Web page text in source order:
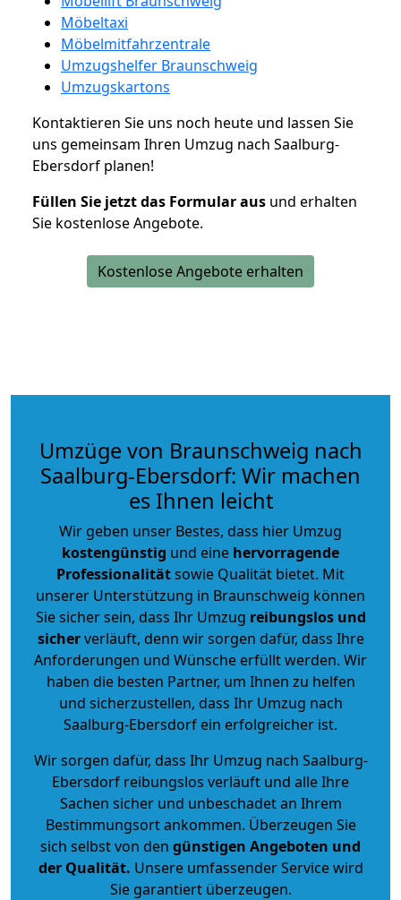
Möbeltaxi
Möbelmitfahrzentrale
Umzugshelfer Braunschweig
Umzugskartons
Kontaktieren Sie uns noch heute und lassen Sie
uns gemeinsam Ihren Umzug nach Saalburg-
Ebersdorf planen!
Füllen Sie jetzt das Formular aus und erhalten
Sie kostenlose Angebote.
Kostenlose Angebote erhalten
Umzüge von Braunschweig nach
Saalburg-Ebersdorf: Wir machen
es Ihnen leicht
Wir geben unser Bestes, dass hier Umzug
kostengünstig und eine hervorragende
Professionalitätsowie Qualität bietet. Mit
unserer Unterstützung in Braunschweig können
Sie sicher sein, dass Ihr Umzug reibungslos und
sicherverläuft, denn wir sorgen dafür, dass Ihre
Anforderungen und Wünsche erfüllt werden. Wir
haben die besten Partner, um Ihnen zu helfen
und sicherzustellen, dass Ihr Umzug nach
Saalburg-Ebersdorf ein erfolgreicher ist.
Wir sorgen dafür, dass Ihr Umzug nach Saalburg-
Ebersdorf reibungslos verläuft und alle Ihre
Sachen sicher und unbeschadet an Ihrem
Bestimmungsort ankommen. Überzeugen Sie
sich selbst von den günstigen Angeboten und
der Qualität. Unsere umfassender Service wird
Sie garantiert überzeugen.